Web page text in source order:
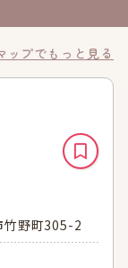
ップでもっと見る
竹野町305-2